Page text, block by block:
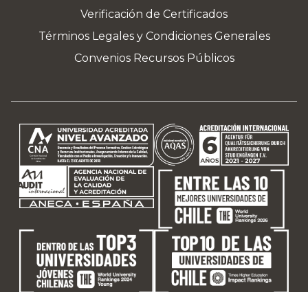
Verificación de Certificados
Términos Legales y Condiciones Generales
Convenios Recursos Públicos